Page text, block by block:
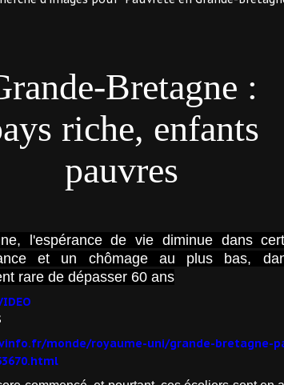
Bretagne :
riche, enfants
pauvres
l'espérance de vie diminue dans
et un chômage au plus bas,
rare de dépasser 60 ans
monde/royaume-uni/grande-bretagne-